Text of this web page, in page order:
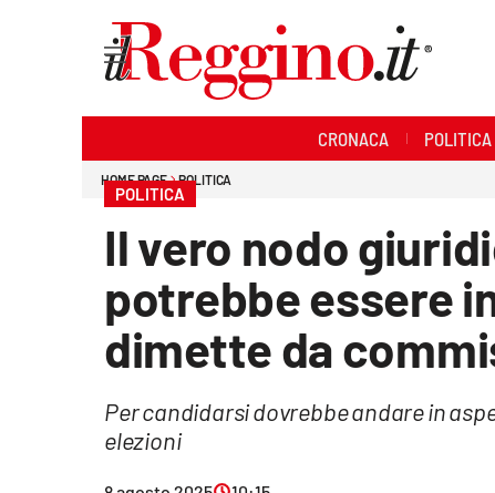
CRONACA POLITICA
HOME PAGE POLITICA
POLITICA
Il vero nodo
potrebbe essere
dimette da
Per candidarsi dovrebbe andare in
elezioni